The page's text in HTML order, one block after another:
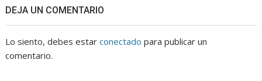
DEJA UN COMENTARIO
Lo siento, debes estarconectado para publicar un
comentario.